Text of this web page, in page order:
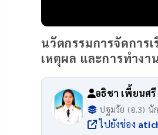
นวัตกรรมการจัดการ
เหตุผล และการทำงา
อธิชา เพี้ยนศรี
ปฐมวัย (อ.3) นั
ไปยังช่อง